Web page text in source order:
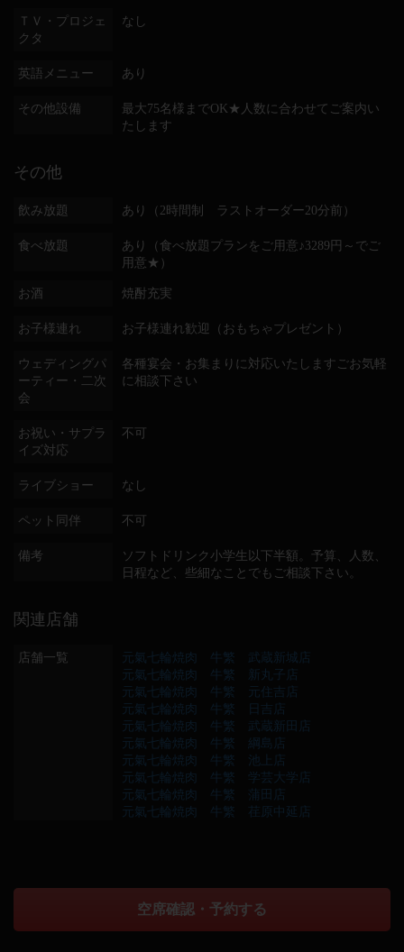
ＴＶ・プロジェ
クタ
なし
英語メニュー あり
その他設備
最大75名様までOK★人数に合わせてご案内い
たします
その他
飲み放題 あり（2時間制 ラストオーダー20分前）
食べ放題
あり（食べ放題プランをご用意♪3289円～でご
用意★）
お酒 焼酎充実
お子様連れ お子様連れ歓迎（おもちゃプレゼント）
ウェディングパ
ーティー・二次
会
各種宴会・お集まりに対応いたしますごお気軽
に相談下さい
お祝い・サプラ
イズ対応
不可
ライブショー なし
ペット同伴 不可
備考
ソフトドリンク小学生以下半額。予算、人数、
日程など、些細なことでもご相談下さい。
関連店舗
店舗一覧
元氣七輪焼肉 牛繁 武蔵新城店
元氣七輪焼肉 牛繁 新丸子店
元氣七輪焼肉 牛繁 元住吉店
元氣七輪焼肉 牛繁 日吉店
元氣七輪焼肉 牛繁 武蔵新田店
元氣七輪焼肉 牛繁 綱島店
元氣七輪焼肉 牛繁 池上店
元氣七輪焼肉 牛繁 学芸大学店
元氣七輪焼肉 牛繁 蒲田店
元氣七輪焼肉 牛繁 荏原中延店
空席確認・予約する